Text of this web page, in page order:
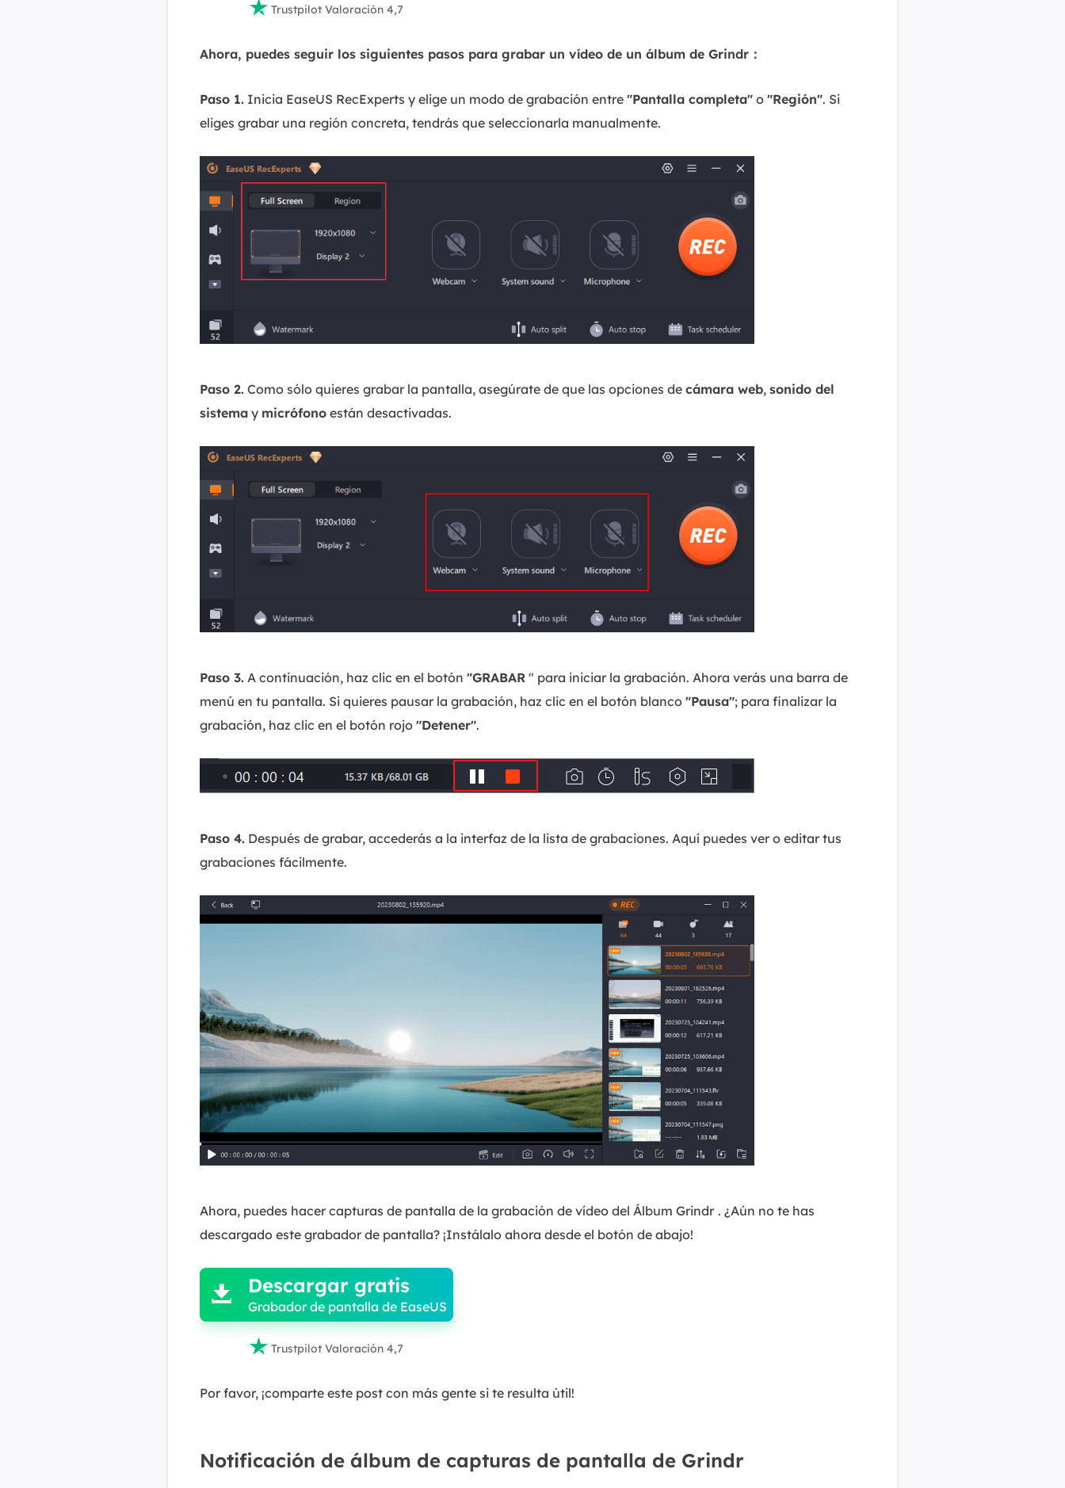
 Trustpilot Valoración 4,7
Ahora, puedes seguir los siguientes pasos para grabar un vídeo de un álbum de Grindr：
Paso 1. Inicia EaseUS RecExperts y elige un modo de grabación entre "Pantalla completa" o "Región". Si
eliges grabar una región concreta, tendrás que seleccionarla manualmente.
Paso 2. Como sólo quieres grabar la pantalla, asegúrate de que las opciones de cámara web, sonido del
sistema y micrófono están desactivadas.
Paso 3. A continuación, haz clic en el botón "GRABAR " para iniciar la grabación. Ahora verás una barra de
menú en tu pantalla. Si quieres pausar la grabación, haz clic en el botón blanco "Pausa"; para finalizar la
grabación, haz clic en el botón rojo "Detener".
Paso 4. Después de grabar, accederás a la interfaz de la lista de grabaciones. Aquí puedes ver o editar tus
grabaciones fácilmente.
Ahora, puedes hacer capturas de pantalla de la grabación de vídeo del Álbum Grindr . ¿Aún no te has
descargado este grabador de pantalla? ¡Instálalo ahora desde el botón de abajo!

 Descargar gratis
Grabador de pantalla de EaseUS
 Trustpilot Valoración 4,7
Por favor, ¡comparte este post con más gente si te resulta útil!
Notificación de álbum de capturas de pantalla de Grindr